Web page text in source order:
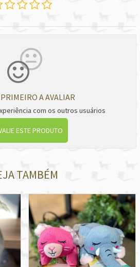
A AVALIAR
com os outros usuários
ESTE PRODUTO
TAMBÉM